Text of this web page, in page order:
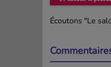
Écoutons "Le